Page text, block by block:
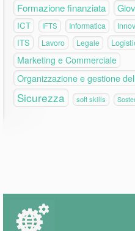
Formazione finanziata
ICT IFTS Informatica
ITS
Lavoro Legale
Marketing e Commerciale
Organizzazione e gestione
Sicurezza soft skills